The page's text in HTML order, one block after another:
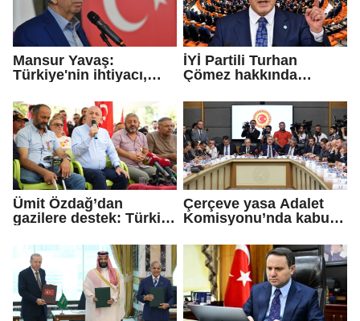
Mansur Yavaş:
Türkiye'nin ihtiyacı,
mutabakatlar değil
İYİ Partili Turhan
Çömez hakkında
Ümit Özdağ’dan
gazilere destek: Türkiye
taşımamalı
Çerçeve yasa Adalet
Komisyonu’nda kabul